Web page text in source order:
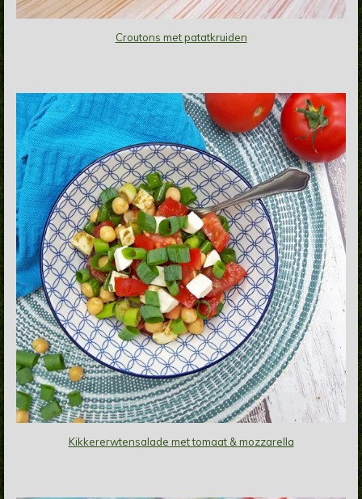
Croutons met patatkruiden
Kikkererwtensalade met tomaat & mozzarella